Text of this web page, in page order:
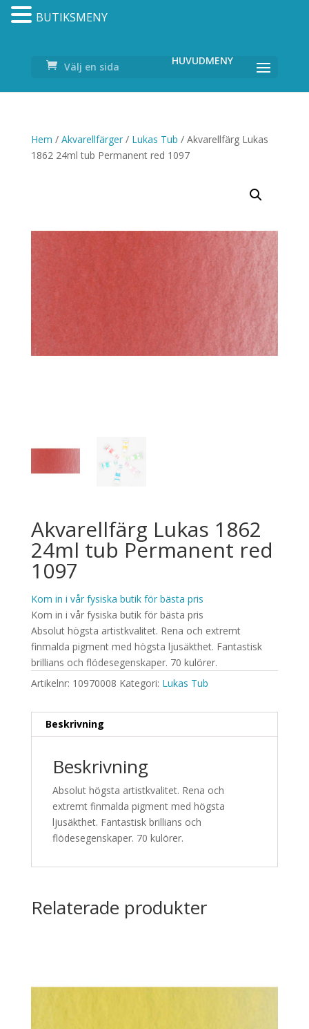
Välj en sida
Hem / Akvarellfärger/ Lukas Tub / Akvarellfärg Lukas
1862 24ml tub Permanent red 1097
Akvarellfärg Lukas 1862
24ml tub Permanent red
1097
Kom in i vår fysiska butik för bästa pris
Kom in i vår fysiska butik för bästa pris
Absolut högsta artistkvalitet. Rena och extremt
finmalda pigment med högsta ljusäkthet. Fantastisk
brillians och flödesegenskaper. 70 kulörer.
Artikelnr: 10970008 Kategori: Lukas Tub
Beskrivning
Beskrivning
Absolut högsta artistkvalitet. Rena och
extremt finmalda pigment med högsta
ljusäkthet. Fantastisk brillians och
flödesegenskaper. 70 kulörer.
Relaterade produkter
BUTIKSMENY